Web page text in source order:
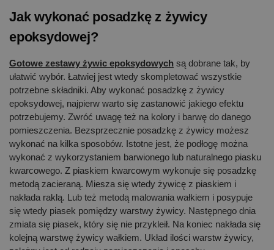
Jak wykonać posadzkę z żywicy
epoksydowej?
Gotowe zestawy żywic epoksydowych są dobrane tak, by
ułatwić wybór. Łatwiej jest wtedy skompletować wszystkie
potrzebne składniki. Aby wykonać posadzkę z żywicy
epoksydowej, najpierw warto się zastanowić jakiego efektu
potrzebujemy. Zwróć uwagę też na kolory i barwę do danego
pomieszczenia. Bezsprzecznie posadzkę z żywicy możesz
wykonać na kilka sposobów. Istotne jest, że podłogę można
wykonać z wykorzystaniem barwionego lub naturalnego piasku
kwarcowego. Z piaskiem kwarcowym wykonuje się posadzkę
metodą zacieraną. Miesza się wtedy żywicę z piaskiem i
nakłada raklą. Lub też metodą malowania wałkiem i posypuje
się wtedy piasek pomiędzy warstwy żywicy. Następnego dnia
zmiata się piasek, który się nie przykleił. Na koniec nakłada się
kolejną warstwę żywicy wałkiem. Układ ilości warstw żywicy,